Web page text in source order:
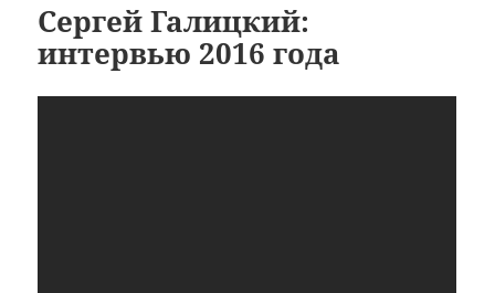
Сергей Галицкий:
интервью 2016 года